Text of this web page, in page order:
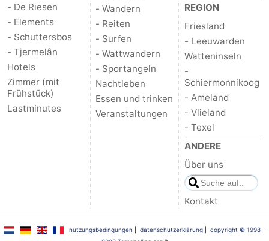
- De Riesen
- Elements
- Schuttersbos
- Tjermelân
Hotels
Zimmer (mit
Frühstück)
Lastminutes
- Wandern
- Reiten
- Surfen
- Wattwandern
- Sportangeln
Nachtleben
Essen und trinken
Veranstaltungen
REGION
Friesland
- Leeuwarden
Watteninseln
-
Schiermonnikoog
- Ameland
- Vlieland
- Texel
ANDERE
Über uns
Kontakt
nutzungsbedingungen datenschutzerklärung| copyright © 1998 -